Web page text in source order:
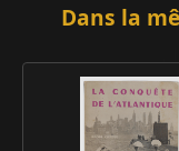
Dans la